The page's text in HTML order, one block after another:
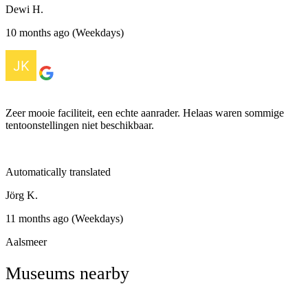
Dewi H.
10 months ago (Weekdays)
Zeer mooie faciliteit, een echte aanrader. Helaas waren sommige
tentoonstellingen niet beschikbaar.
Automatically translated
Jörg K.
11 months ago (Weekdays)
Aalsmeer
Museums nearby